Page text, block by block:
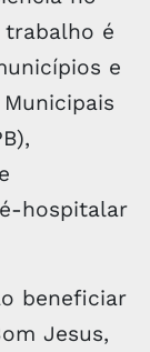
trabalho é
e
hospitalar
beneficiar
Jesus,